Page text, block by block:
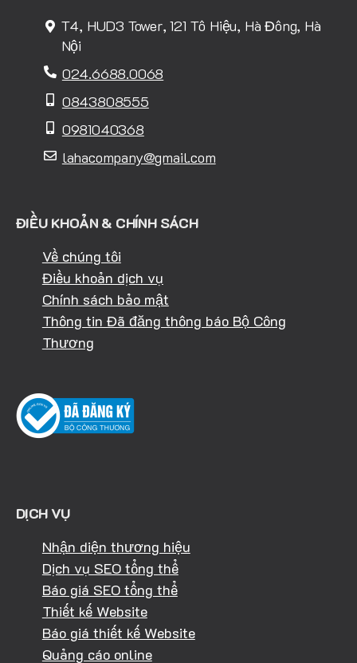
T4, HUD3 Tower, 121 Tô Hiệu, Hà Đông, Hà
Nội
024.6688.0068
0843808555
0981040368
lahacompany@gmail.com
ĐIỀU KHOẢN & CHÍNH SÁCH
Về chúng tôi
Điều khoản dịch vụ
Chính sách bảo mật
Thông tin Đã đăng thông báo Bộ Công
Thương
DỊCH VỤ
Nhận diện thương hiệu
Dịch vụ SEO tổng thể
Báo giá SEO tổng thể
Thiết kế Website
Báo giá thiết kế Website
Quảng cáo online